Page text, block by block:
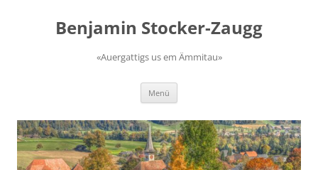
springenBenjamin Stocker-Zaugg
«Auergattigs us em Ämmitau»
Menü